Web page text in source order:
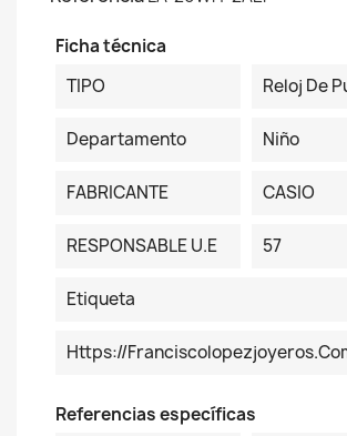
Ficha técnica
TIPO
Reloj De
Departamento Niño
FABRICANTE CASIO
RESPONSABLE U.E 57
Etiqueta
Https://
Referencias específicas